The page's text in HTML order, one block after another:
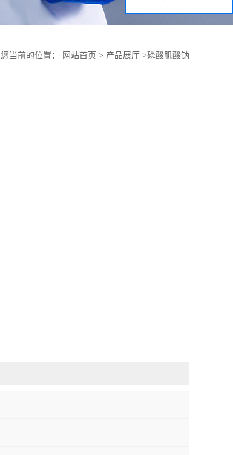
您当前的位置： 网站首页 > 产品展厅 >磷酸肌酸钠